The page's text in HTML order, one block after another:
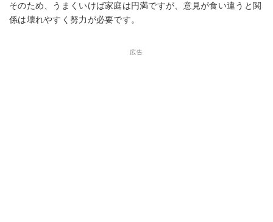
そのため、うまくいけば家庭は円満ですが、意見が食い違うと関
係は壊れやすく努力が必要です。
広告